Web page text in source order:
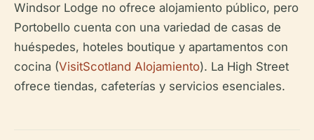
Windsor Lodge no ofrece alojamiento público, pero
Portobello cuenta con una variedad de casas de
huéspedes, hoteles boutique y apartamentos con
cocina (VisitScotland Alojamiento). La High Street
ofrece tiendas, cafeterías y servicios esenciales.